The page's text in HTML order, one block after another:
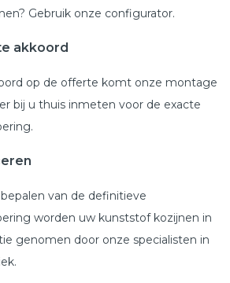
Gebruik onze configurator.
akkoord
op de offerte komt onze montage
bij u thuis inmeten voor de exacte
van de definitieve
worden uw kunststof kozijnen in
genomen door onze specialisten in